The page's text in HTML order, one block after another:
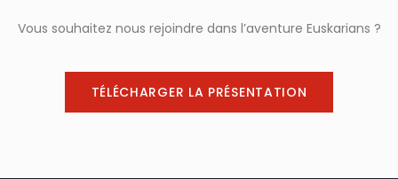
Vous souhaitez nous rejoindre dans l’aventure Euskarians ?
TÉLÉCHARGER LA PRÉSENTATION